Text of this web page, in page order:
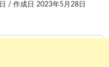
/ 作成日 2023年5月28日